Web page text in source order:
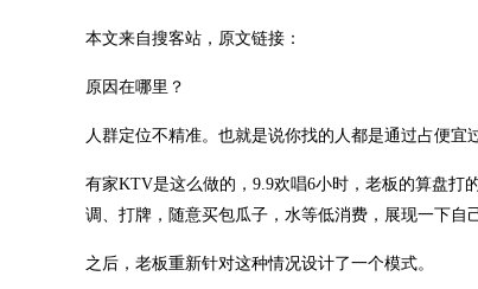
本文来自搜客站，原文链接：
原因在哪里？
人群定位不精准。也就是说你找的人都是通过占便宜
有家KTV是这么做的，9.9欢唱6小时，老板的算盘打
调、打牌，随意买包瓜子，水等低消费，展现一下自
之后，老板重新针对这种情况设计了一个模式。